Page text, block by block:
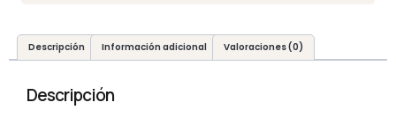
Descripción Información adicional Valoraciones (0)
Descripción